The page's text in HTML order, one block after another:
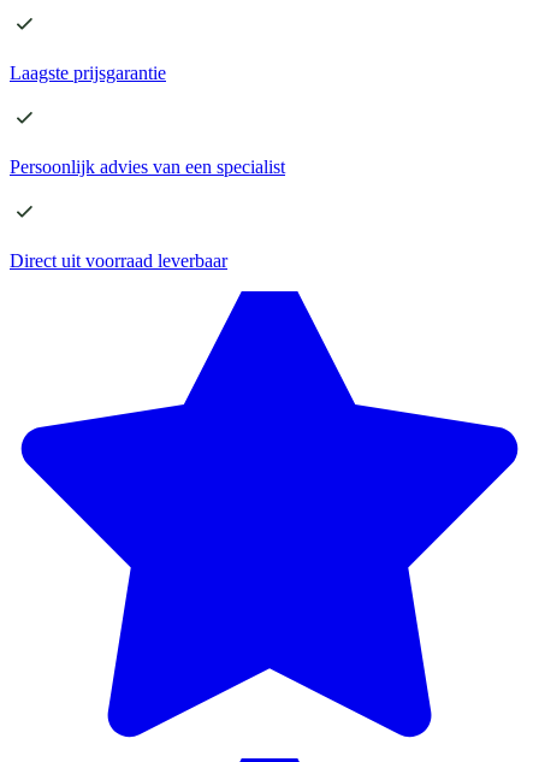
Laagste prijsgarantie
Persoonlijk advies van een specialist
Direct uit voorraad leverbaar